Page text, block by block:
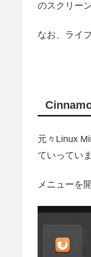
のスクリー
なお、ライ
元々Linux
ていっていま
メニューを